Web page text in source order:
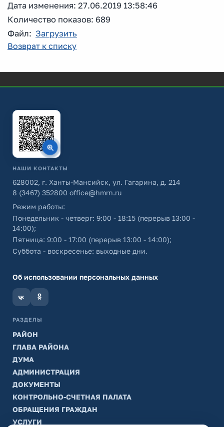
Дата изменения: 27.06.2019 13:58:46
Количество показов: 689
Файл: Загрузить
Возврат к списку
НАШИ КОНТАКТЫ
628002, г. Ханты-Мансийск, ул. Гагарина, д. 214
8 (3467) 352800 office@hmrn.ru
Режим работы:
Понедельник - четверг: 9:00 - 18:15 (перерыв 13:00 -
14:00);
Пятница: 9:00 - 17:00 (перерыв 13:00 - 14:00);
Суббота - воскресенье: выходные дни.
Об использовании персональных данных
РАЗДЕЛЫ
РАЙОН
ГЛАВА РАЙОНА
ДУМА
АДМИНИСТРАЦИЯ
ДОКУМЕНТЫ
КОНТРОЛЬНО-СЧЕТНАЯ ПАЛАТА
ОБРАЩЕНИЯ ГРАЖДАН
УСЛУГИ